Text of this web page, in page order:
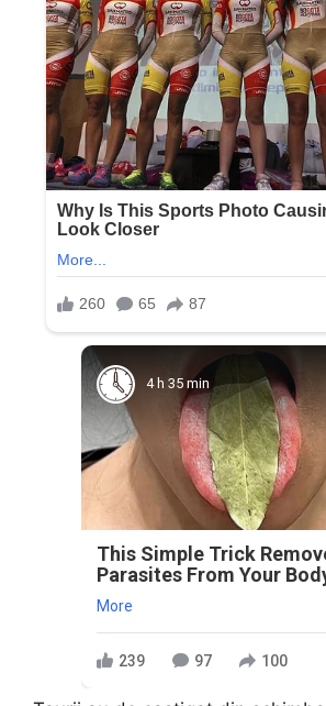
4 h 35 min
This Simple Trick
Parasites From Your
More
239 97 100